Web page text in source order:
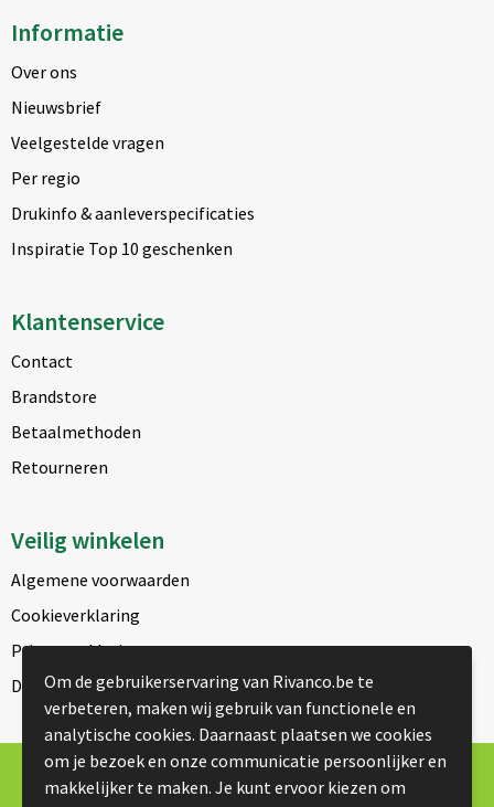
Informatie
Over ons
Nieuwsbrief
Veelgestelde vragen
Per regio
Drukinfo & aanleverspecificaties
Inspiratie Top 10 geschenken
Klantenservice
Contact
Brandstore
Betaalmethoden
Retourneren
Veilig winkelen
Algemene voorwaarden
Cookieverklaring
Privacyverklaring
Disclaimer
© Copyright Rivanco 2026
Om de gebruikerservaring van Rivanco.be te
verbeteren, maken wij gebruik van functionele en
analytische cookies. Daarnaast plaatsen we cookies
om je bezoek en onze communicatie persoonlijker en
makkelijker te maken. Je kunt ervoor kiezen om